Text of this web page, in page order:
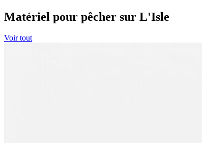
Matériel pour pêcher sur L'Isle
Voir tout